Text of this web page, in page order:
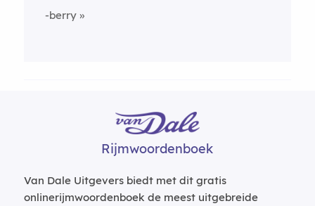
-berry
Rijmwoordenboek
Van Dale Uitgevers biedt met dit gratis
onlinerijmwoordenboek de meest uitgebreide